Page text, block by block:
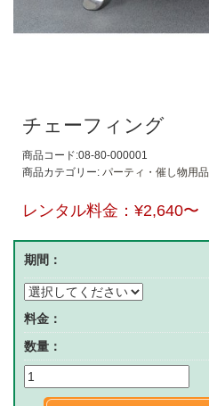
チェーフィング
商品コード:08-80-000001
商品カテゴリー: パーティ・催し物用品
レンタル料金： ¥2,640〜
期間：
料金：
数量：